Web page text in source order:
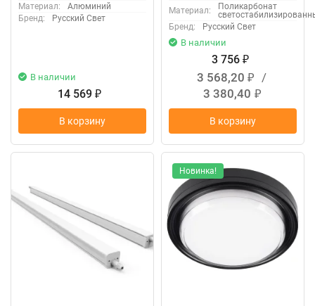
Материал:
Алюминий
Бренд:
Русский Свет
В наличии
14 569 ₽
В корзину
Материал:
Поликарбонат
Бренд:
Русский Свет
В наличии
3 756 ₽
3 568,20 ₽
/
3 380,40 ₽
В корзину
Новинка!